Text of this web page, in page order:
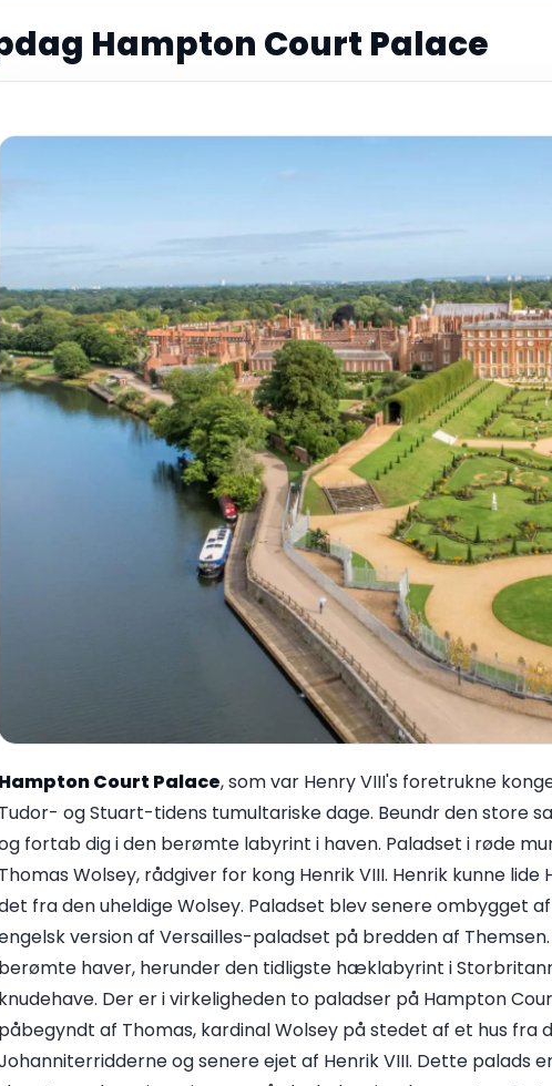
Hampton Court Palace
Hampton Court Palace, som var Henry VIII's foretrukne
Tudor- og Stuart-tidens tumultariske dage. Beundr den store
fortab dig i den berømte labyrint i haven. Paladset i røde
Thomas Wolsey, rådgiver for kong Henrik VIII. Henrik kunne
fra den uheldige Wolsey. Paladset blev senere ombygget
version af Versailles-paladset på bredden af
berømte haver, herunder den tidligste hæklabyrint i
knudehave. Der er i virkeligheden to paladser på Hampton
påbegyndt af Thomas, kardinal Wolsey på stedet af et hus fra
og senere ejet af Henrik VIII. Dette palads